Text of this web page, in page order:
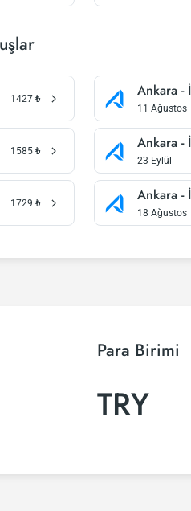
1427 ₺ Ankara -
11 Ağustos
1585 ₺ Ankara -
23 Eylül
1729 ₺ Ankara -
18 Ağustos
Para Birimi
TRY